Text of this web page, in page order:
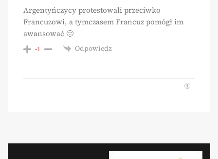
Argentyńczycy protestowali przeciwko
Francuzowi, a tymczasem Francuz pomógł im
awansować 🙂
-1 Odpowiedz